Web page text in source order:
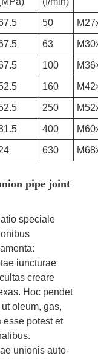
50
63
100
160
250
400
630
pipe joint
speciale
iuncturae
creare
Hoc pendet
oleum, gas,
esse potest et
unionis auto-